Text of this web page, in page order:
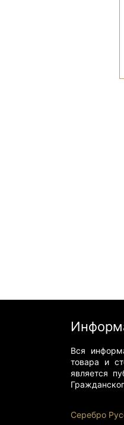
Вся
товара и
является
Серебро